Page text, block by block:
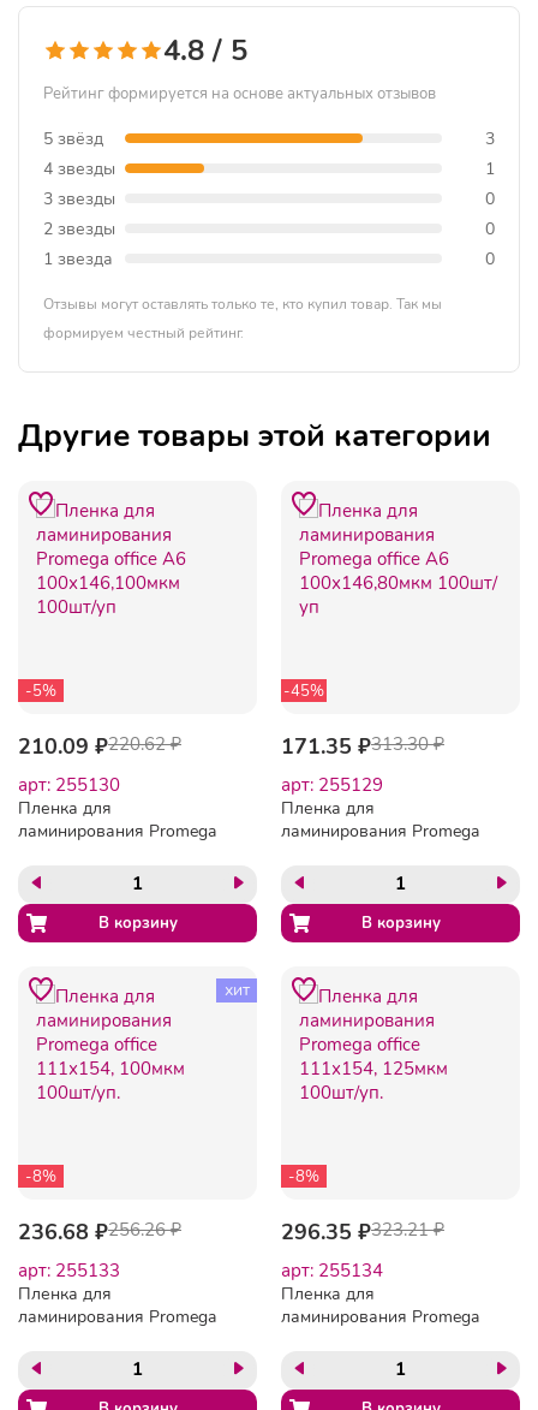
4.8 / 5
Рейтинг формируется на основе актуальных отзывов
5 звёзд
3
4 звезды
1
3 звезды
0
2 звезды
0
1 звезда
0
Отзывы могут оставлять только те, кто купил товар. Так мы
формируем честный рейтинг.
Другие товары этой категории
-5%
210.09 ₽220.62 ₽
арт: 255130
Пленка для
ламинирования Promega
100шт/уп
-45%
171.35 ₽313.30 ₽
арт: 255129
Пленка для
ламинирования Promega
100шт/уп
-8%
хит
236.68 ₽256.26 ₽
арт: 255133
Пленка для
ламинирования Promega
100шт/уп.
-8%
296.35 ₽323.21 ₽
арт: 255134
Пленка для
ламинирования Promega
100шт/уп.